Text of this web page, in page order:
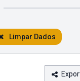
Limpar Dados